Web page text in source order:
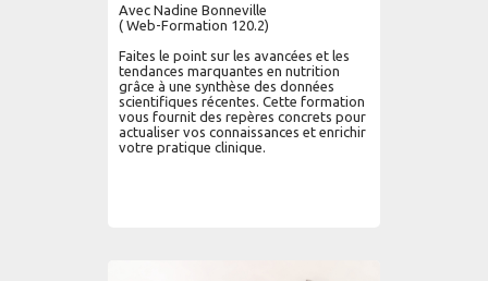
Avec Nadine Bonneville
( Web-Formation 120.2)
Faites le point sur les avancées et les
tendances marquantes en nutrition
grâce à une synthèse des données
scientifiques récentes. Cette formation
vous fournit des repères concrets pour
actualiser vos connaissances et enrichir
votre pratique clinique.